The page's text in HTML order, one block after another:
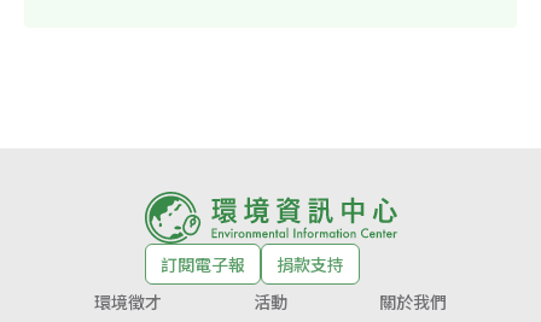
訂閱電子報
捐款支持
環境徵才
活動
關於我們